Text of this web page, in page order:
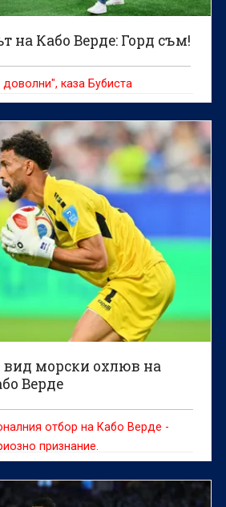
на Кабо Верде: Горд съм!
каза Бубиста
вид морски охлюв на
Верде
отбор на Кабо Верде -
признание.